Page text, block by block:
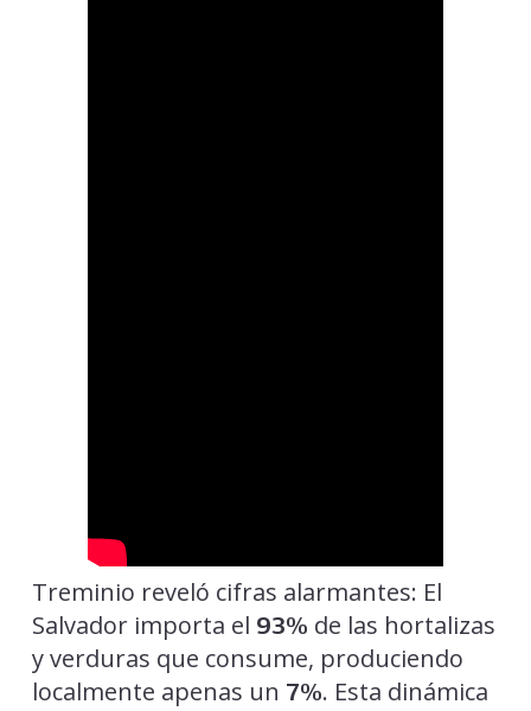
Treminio reveló cifras alarmantes: El
Salvador importa el 93% de las hortalizas
y verduras que consume, produciendo
localmente apenas un 7%. Esta dinámica